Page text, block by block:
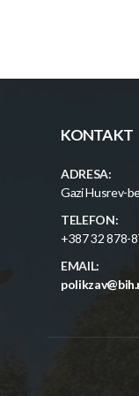
KONTAKT
ADRESA:
Gazi Husrev-
TELEFON:
+387 32 878-
EMAIL: